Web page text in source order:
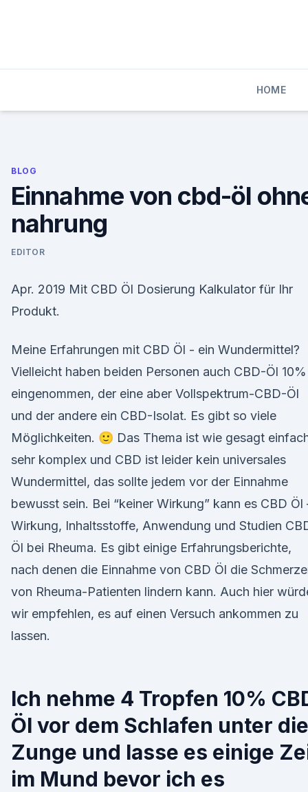
HOME
BLOG
Einnahme von cbd-öl
nahrung
EDITOR
Apr. 2019 Mit CBD Öl Dosierung Kalkulator für Ihr
Produkt.
Meine Erfahrungen mit CBD Öl - ein Wundermittel?
Vielleicht haben beiden Personen auch CBD-Öl 10%
eingenommen, der eine aber Vollspektrum-CBD-Öl
und der andere ein CBD-Isolat. Es gibt so viele
Möglichkeiten. 🙂 Das Thema ist wie gesagt
sehr komplex und CBD ist leider kein universales
Wundermittel, das sollte jedem vor der Einnahme
bewusst sein. Bei “keiner Wirkung” kann es CBD Öl
Wirkung, Inhaltsstoffe, Anwendung und Studien
Öl bei Rheuma. Es gibt einige Erfahrungsberichte,
nach denen die Einnahme von CBD Öl die
von Rheuma-Patienten lindern kann. Auch hier
wir empfehlen, es auf einen Versuch ankommen zu
lassen.
Ich nehme 4 Tropfen 10%
Öl vor dem Schlafen unter die
Zunge und lasse es einige
im Mund bevor ich es